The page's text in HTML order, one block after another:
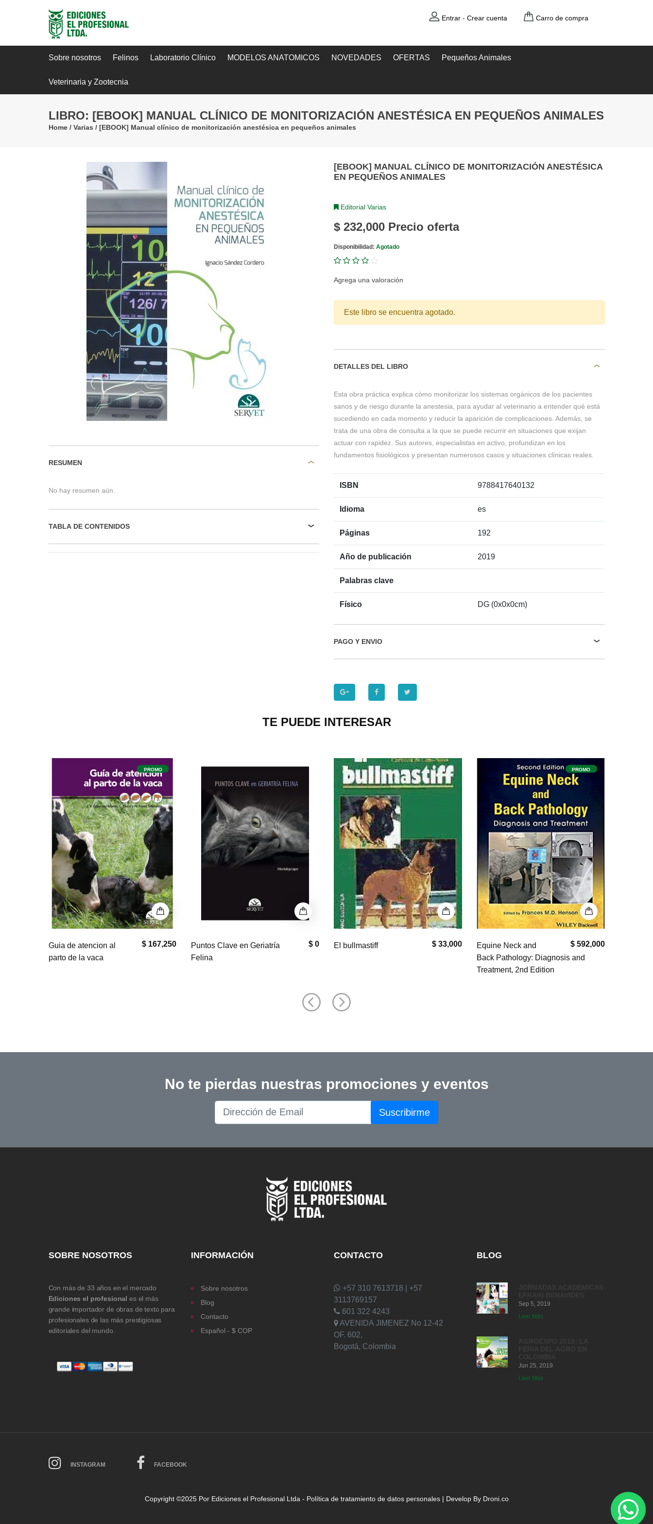
Entrar- Crear cuenta Carro de compra
Sobre nosotros Felinos Laboratorio Clínico MODELOS ANATOMICOS NOVEDADES OFERTAS Pequeños Animales
Veterinaria y Zootecnia
LIBRO: [EBOOK] MANUAL CLÍNICO DE MONITORIZACIÓN ANESTÉSICA EN PEQUEÑOS ANIMALES
Home/ Varias / [EBOOK] Manual clínico de monitorización anestésica en pequeños animales
RESUMEN
No hay resumen aún.
TABLA DE CONTENIDOS
[EBOOK] MANUAL CLÍNICO DE MONITORIZACIÓN ANESTÉSICA
EN PEQUEÑOS ANIMALES
Editorial Varias
$ 232,000 Precio oferta
Disponibilidad: Agotado
Agrega una valoración
Este libro se encuentra agotado.
DETALLES DEL LIBRO
Esta obra práctica explica cómo monitorizar los sistemas orgánicos de los pacientes
sanos y de riesgo durante la anestesia, para ayudar al veterinario a entender qué está
sucediendo en cada momento y reducir la aparición de complicaciones. Además, se
trata de una obra de consulta a la que se puede recurrir en situaciones que exijan
actuar con rapidez. Sus autores, especialistas en activo, profundizan en los
fundamentos fisiológicos y presentan numerosos casos y situaciones clínicas reales.
ISBN 9788417640132
Idioma es
Páginas 192
Año de publicación 2019
Palabras clave
Físico DG (0x0x0cm)
PAGO Y ENVIO
TE PUEDE INTERESAR
PROMO
$ 167,250
Guia de atencion al
parto de la vaca
$ 0
Puntos Clave en Geriatría
Felina
$ 33,000
El bullmastiff
PROMO
$ 592,000
Equine Neck and
Back Pathology: Diagnosis and
Treatment, 2nd Edition
No te pierdas nuestras promociones y eventos
Suscribirme
SOBRE NOSOTROS
Con más de 33 años en el mercado
Ediciones el profesional es el más
grande importador de obras de texto para
profesionales de las más prestigiosas
editoriales del mundo.
INFORMACIÓN
Sobre nosotros
Blog
Contacto
Español - $ COP
CONTACTO
+57 310 7613718 | +57
3113769157
601 322 4243
AVENIDA JIMENEZ No 12-42
OF. 602,
Bogotá, Colombia
BLOG
Sep 5, 2019
Leer Más
Jun 25, 2019
Leer Más
INSTAGRAM FACEBOOK
Copyright ©2025 Por Ediciones el Profesional Ltda - Política de tratamiento de datos personales| Develop By Droni.co